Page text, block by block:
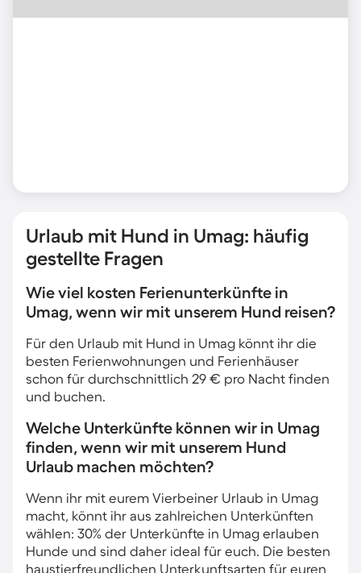
Urlaub mit Hund in Umag: häufig
gestellte Fragen
Wie viel kosten Ferienunterkünfte in
Umag, wenn wir mit unserem Hund reisen?
Für den Urlaub mit Hund in Umag könnt ihr die
besten Ferienwohnungen und Ferienhäuser
schon für durchschnittlich 29 € pro Nacht finden
und buchen.
Welche Unterkünfte können wir in Umag
finden, wenn wir mit unserem Hund
Urlaub machen möchten?
Wenn ihr mit eurem Vierbeiner Urlaub in Umag
macht, könnt ihr aus zahlreichen Unterkünften
wählen: 30% der Unterkünfte in Umag erlauben
Hunde und sind daher ideal für euch. Die besten
haustierfreundlichen Unterkunftsarten für euren